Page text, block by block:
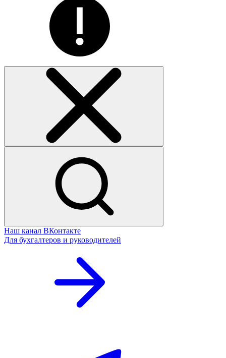
Наш канал ВКонтакте
Для бухгалтеров и руководителей